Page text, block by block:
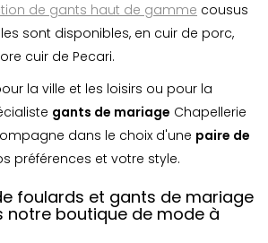
de gants haut de gamme cousus
sont disponibles, en cuir de porc,
cuir de Pecari.
la ville et les loisirs ou pour la
gants de mariage Chapellerie
dans le choix d'une paire de
préférences et votre style.
foulards et gants de mariage
notre boutique de mode à